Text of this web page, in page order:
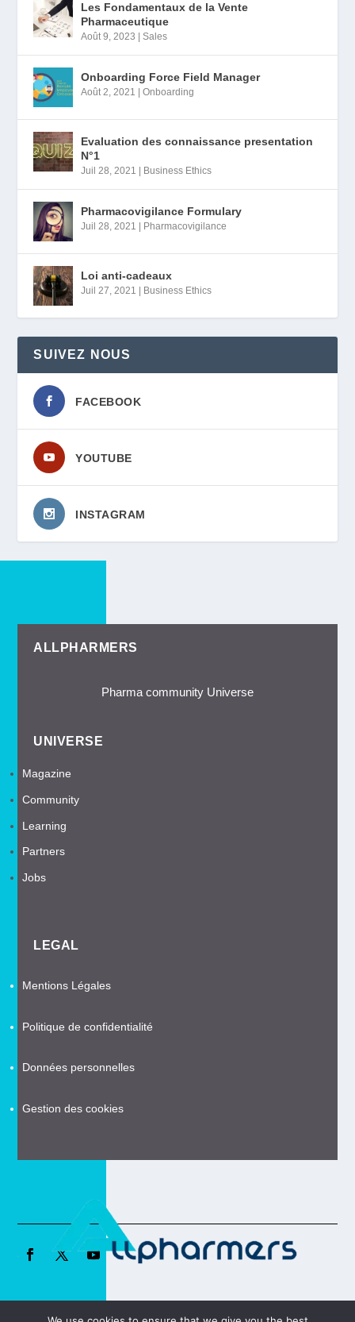
Les Fondamentaux de la Vente
Pharmaceutique
Août 9, 2023 |Sales
Onboarding Force Field Manager
Août 2, 2021 |Onboarding
Evaluation des connaissance presentation
N°1
Juil 28, 2021 Business Ethics
Pharmacovigilance Formulary
Juil 28, 2021 Pharmacovigilance
Loi anti-cadeaux
Juil 27, 2021 Business Ethics
SUIVEZ NOUS
FACEBOOK
YOUTUBE
INSTAGRAM
ALLPHARMERS
Pharma community Universe
UNIVERSE
Magazine
Community
Learning
Partners
Jobs
LEGAL
Mentions Légales
Politique de confidentialité
Données personnelles
Gestion des cookies